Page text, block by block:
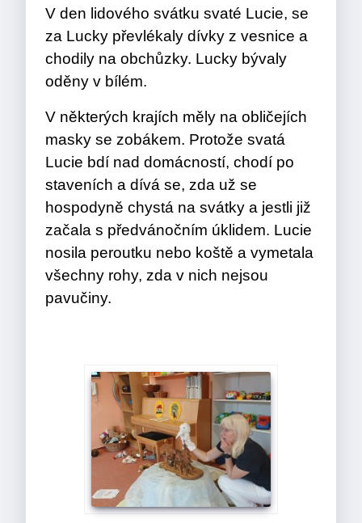
V den lidového svátku svaté Lucie, se
za Lucky převlékaly dívky z vesnice a
chodily na obchůzky. Lucky bývaly
oděny v bílém.
V některých krajích měly na obličejích
masky se zobákem. Protože svatá
Lucie bdí nad domácností, chodí po
staveních a dívá se, zda už se
hospodyně chystá na svátky a jestli již
začala s předvánočním úklidem. Lucie
nosila peroutku nebo koště a vymetala
všechny rohy, zda v nich nejsou
pavučiny.